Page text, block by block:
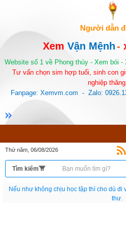
Người dẫn
Xem Vận Mệnh-
Website số 1 về Phong thủy - Xem bói
Tư vấn chọn sim hợp tuổi, sinh con
nghiệp
Fanpage: Xemvm.com - Zalo:
Thứ năm, 06/08/2026
Nếu như không chịu học tập thì cho dù
thư.